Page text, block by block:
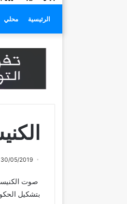
الرئيسية محلي
30/05/2019
بتشكيل